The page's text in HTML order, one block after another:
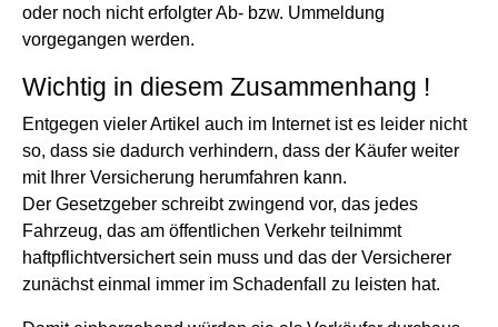
oder noch nicht erfolgter Ab- bzw. Ummeldung
vorgegangen werden.
Wichtig in diesem Zusammenhang !
Entgegen vieler Artikel auch im Internet ist es leider nicht
so, dass sie dadurch verhindern, dass der Käufer weiter
mit Ihrer Versicherung herumfahren kann.
Der Gesetzgeber schreibt zwingend vor, das jedes
Fahrzeug, das am öffentlichen Verkehr teilnimmt
haftpflichtversichert sein muss und das der Versicherer
zunächst einmal immer im Schadenfall zu leisten hat.